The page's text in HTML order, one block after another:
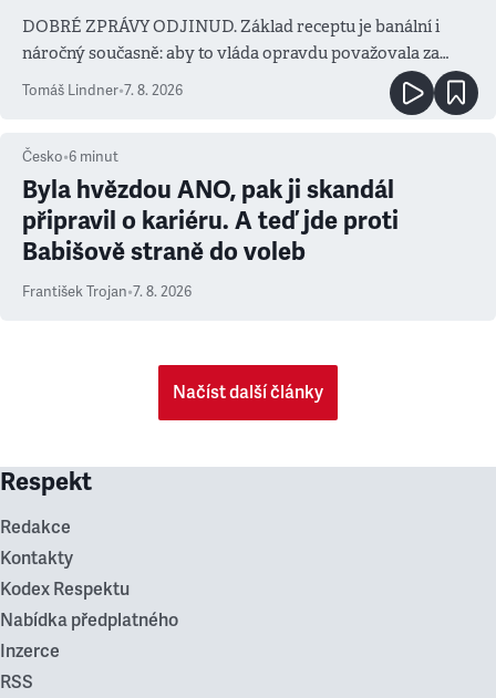
DOBRÉ ZPRÁVY ODJINUD. Základ receptu je banální i
náročný současně: aby to vláda opravdu považovala za
prioritu
Tomáš Lindner•7. 8. 2026
Česko•6 minut
Byla hvězdou ANO, pak ji skandál
připravil o kariéru. A teď jde proti
Babišově straně do voleb
František Trojan•7. 8. 2026
Načíst další články
Respekt
Redakce
Kontakty
Kodex Respektu
Nabídka předplatného
Inzerce
RSS